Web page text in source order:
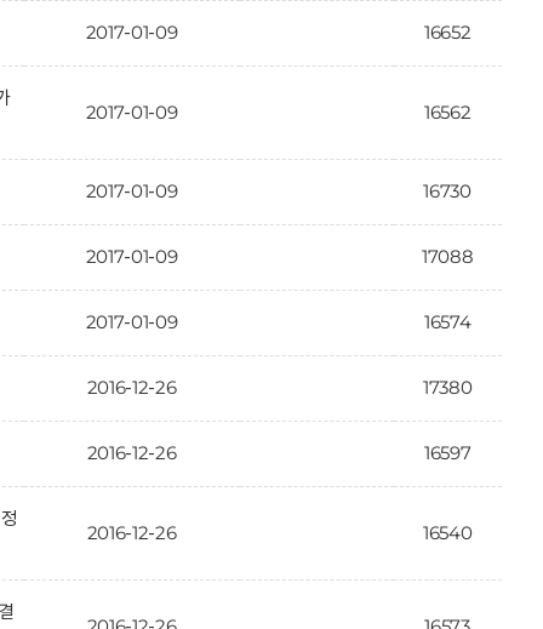
2017-01-09 16652
2017-01-09 16562
2017-01-09 16730
2017-01-09 17088
2017-01-09 16574
2016-12-26 17380
2016-12-26 16597
2016-12-26 16540